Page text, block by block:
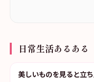
日常生活あるある
美しいものを見ると立